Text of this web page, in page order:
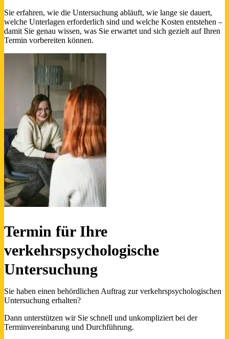
Sie erfahren, wie die Untersuchung abläuft, wie lange sie dauert,
welche Unterlagen erforderlich sind und welche Kosten entstehen –
damit Sie genau wissen, was Sie erwartet und sich gezielt auf Ihren
Termin vorbereiten können.
Termin für Ihre
verkehrspsychologische
Untersuchung
Sie haben einen behördlichen Auftrag zur verkehrspsychologischen
Untersuchung erhalten?
Dann unterstützen wir Sie schnell und unkompliziert bei der
Terminvereinbarung und Durchführung.